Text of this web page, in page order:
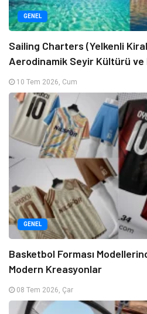
GENEL
Sailing Charters (Yelkenli
Aerodinamik Seyir Kültürü ve
10 Tem 2026, Cum
GENEL
Basketbol Forması
Modern Kreasyonlar
08 Tem 2026, Çar